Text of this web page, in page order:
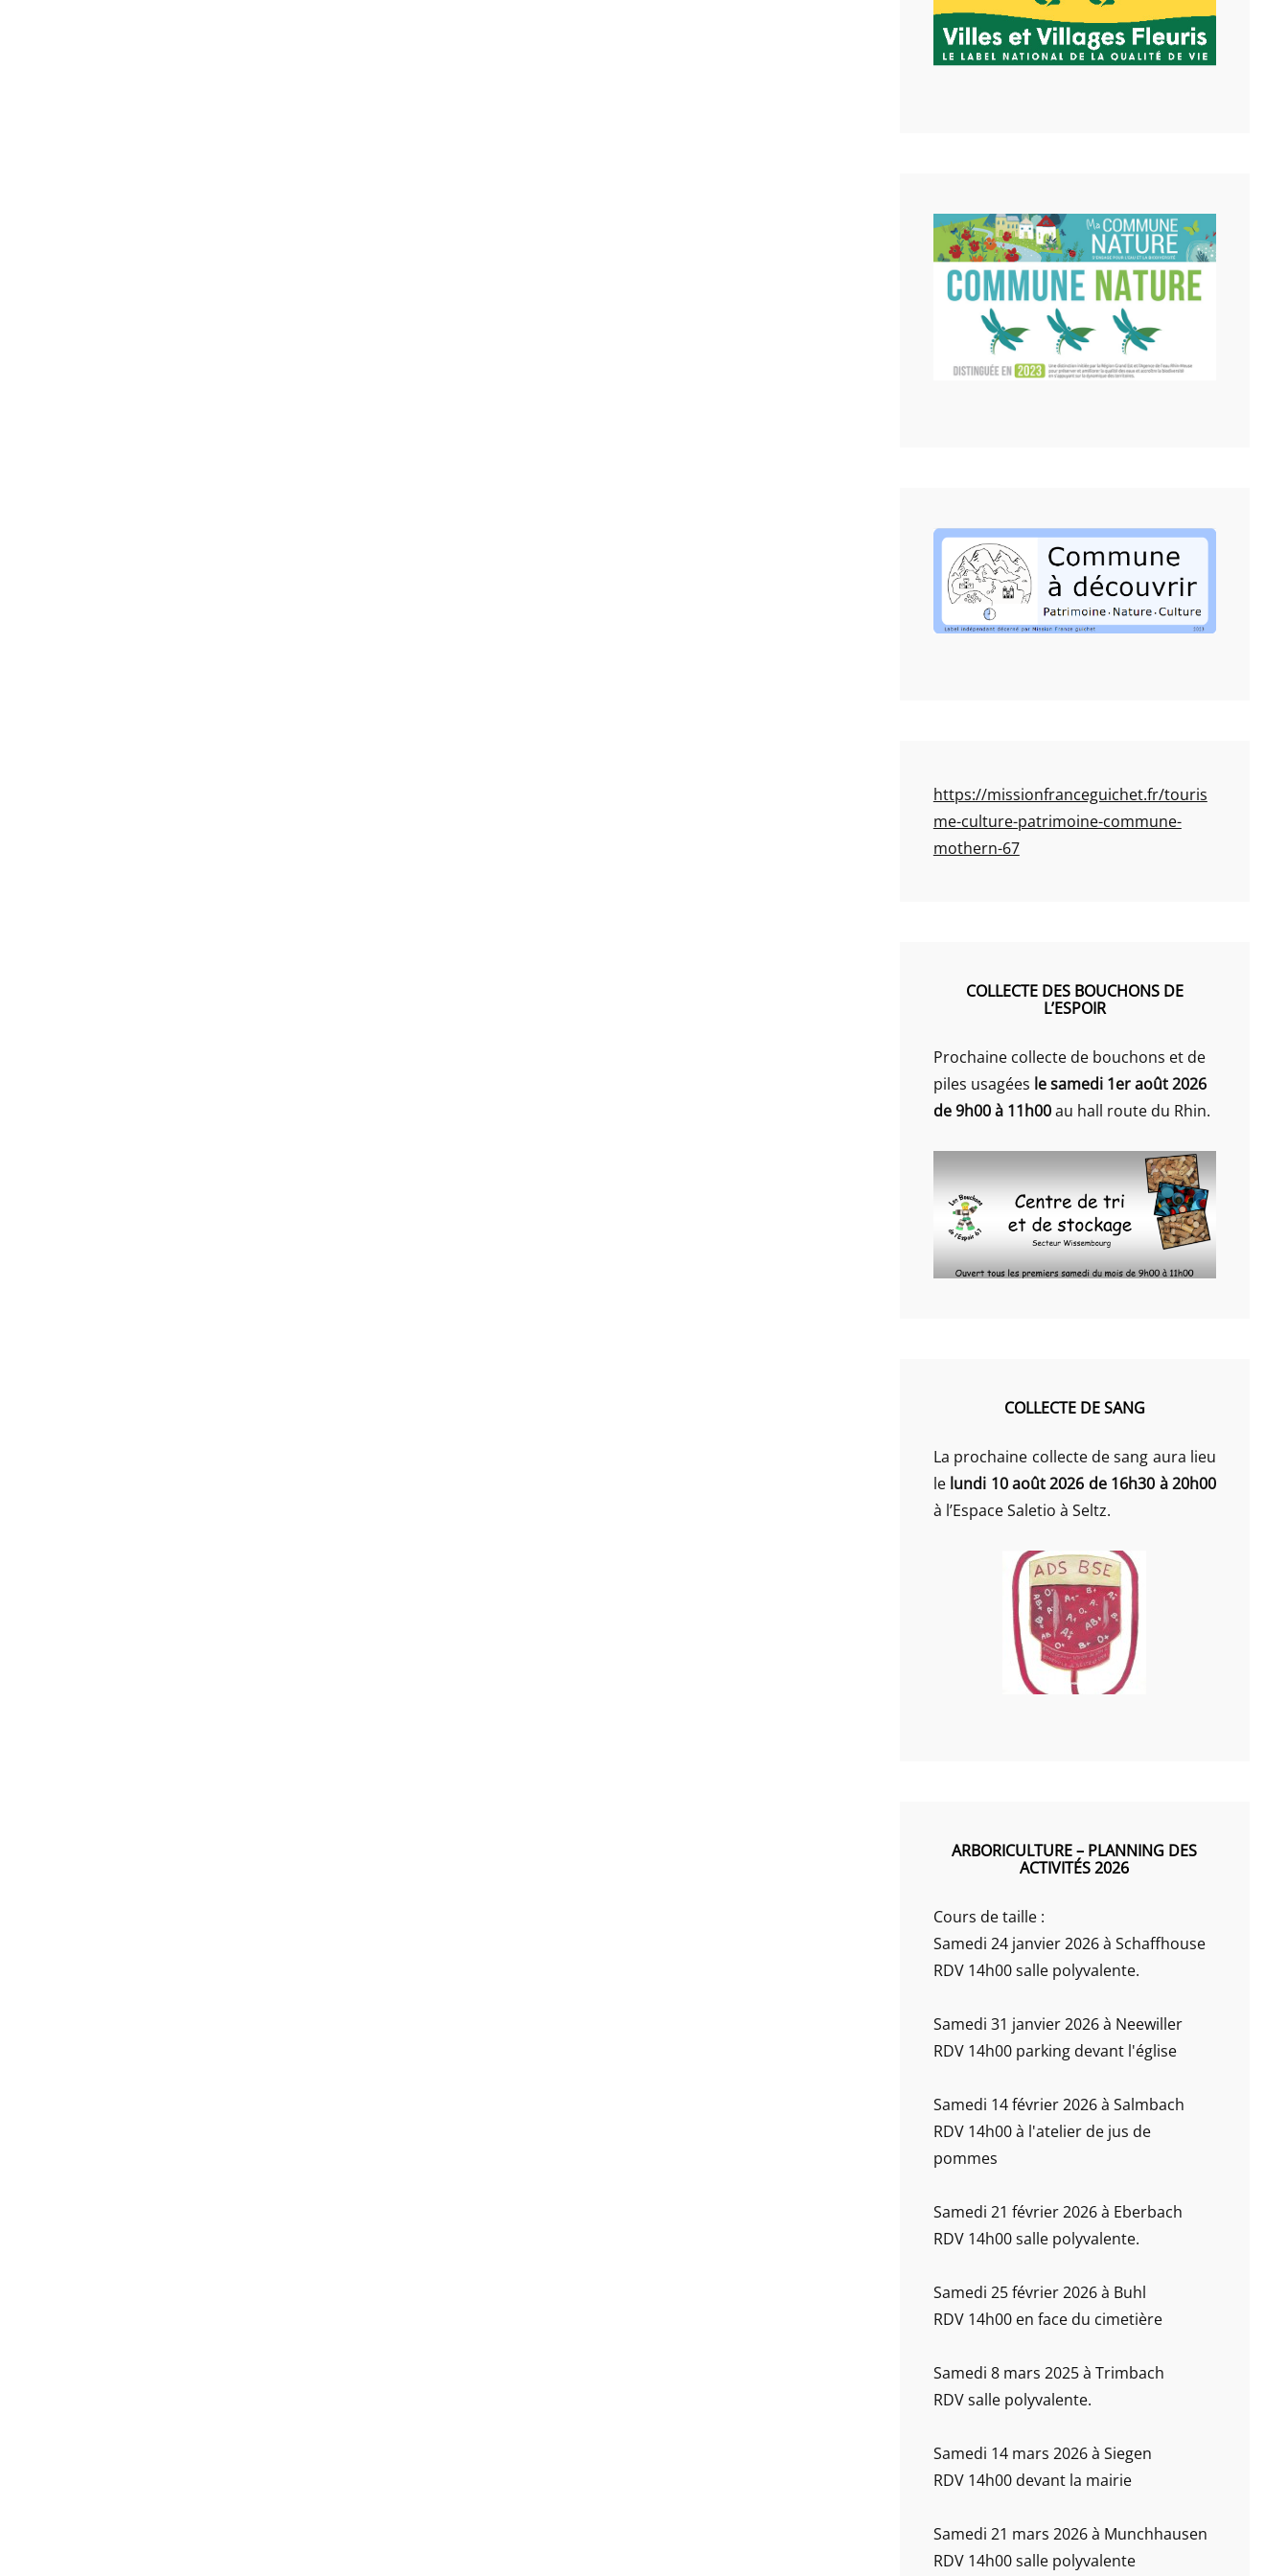
https://missionfranceguichet.fr/touris
me-culture-patrimoine-commune-
mothern-67
COLLECTE DES BOUCHONS DE
L’ESPOIR
Prochaine collecte de bouchons et de
piles usagées le samedi 1er août 2026
de 9h00 à 11h00au hall route du Rhin.
COLLECTE DE SANG
La prochaine collecte de sang aura lieu
le lundi 10 août 2026 de 16h30 à 20h00
à l’Espace Saletio à Seltz.
ARBORICULTURE – PLANNING DES
ACTIVITÉS 2026
Cours de taille :
Samedi 24 janvier 2026 à Schaffhouse
RDV 14h00 salle polyvalente.
Samedi 31 janvier 2026 à Neewiller
RDV 14h00 parking devant l'église
Samedi 14 février 2026 à Salmbach
RDV 14h00 à l'atelier de jus de
pommes
Samedi 21 février 2026 à Eberbach
RDV 14h00 salle polyvalente.
Samedi 25 février 2026 à Buhl
RDV 14h00 en face du cimetière
Samedi 8 mars 2025 à Trimbach
RDV salle polyvalente.
Samedi 14 mars 2026 à Siegen
RDV 14h00 devant la mairie
Samedi 21 mars 2026 à Munchhausen
RDV 14h00 salle polyvalente